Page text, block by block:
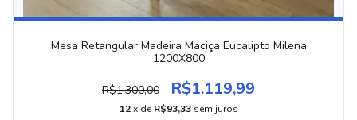
Mesa Retangular Madeira Maciça Eucalipto Milena
1200X800
R$1.300,00 R$1.119,99
12 x de R$93,33 sem juros